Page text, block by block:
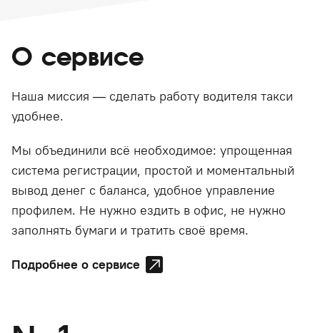
О сервисе
Наша миссия — сделать работу водителя такси
удобнее.
Мы объединили всё необходимое: упрощенная
система регистрации, простой и моментальный
вывод денег с баланса, удобное управление
профилем. Не нужно ездить в офис, не нужно
заполнять бумаги и тратить своё время.
Подробнее о сервисе